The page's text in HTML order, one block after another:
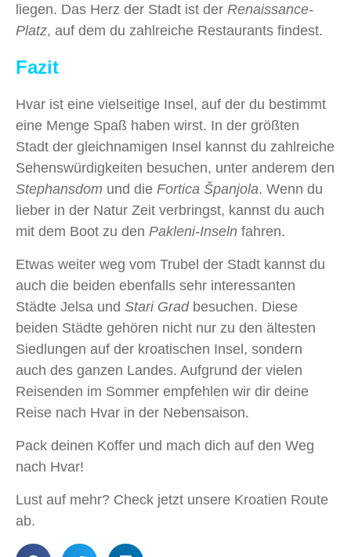
liegen. Das Herz der Stadt ist der Renaissance-
Platz, auf dem du zahlreiche Restaurants findest.
Fazit
Hvar ist eine vielseitige Insel, auf der du bestimmt
eine Menge Spaß haben wirst. In der größten
Stadt der gleichnamigen Insel kannst du zahlreiche
Sehenswürdigkeiten besuchen, unter anderem den
Stephansdom und die Fortica Španjola. Wenn du
lieber in der Natur Zeit verbringst, kannst du auch
mit dem Boot zu den Pakleni-Inseln fahren.
Etwas weiter weg vom Trubel der Stadt kannst du
auch die beiden ebenfalls sehr interessanten
Städte Jelsa und Stari Gradbesuchen. Diese
beiden Städte gehören nicht nur zu den ältesten
Siedlungen auf der kroatischen Insel, sondern
auch des ganzen Landes. Aufgrund der vielen
Reisenden im Sommer empfehlen wir dir deine
Reise nach Hvar in der Nebensaison.
Pack deinen Koffer und mach dich auf den Weg
nach Hvar!
Lust auf mehr? Check jetzt unsere Kroatien Route
ab.